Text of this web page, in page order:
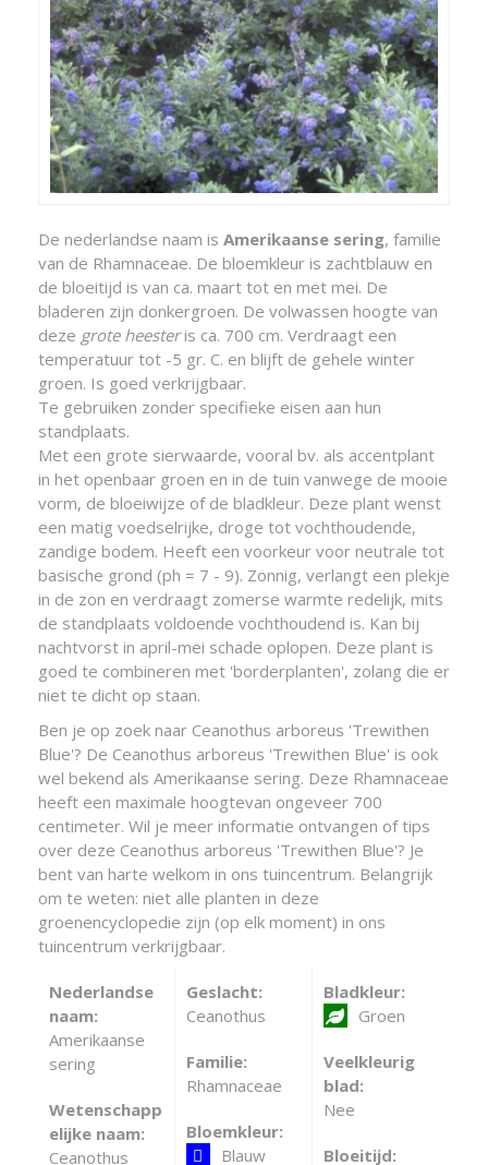
De nederlandse naam is Amerikaanse sering, familie
van de Rhamnaceae. De bloemkleur is zachtblauw en
de bloeitijd is van ca. maart tot en met mei. De
bladeren zijn donkergroen. De volwassen hoogte van
deze grote heesteris ca. 700 cm. Verdraagt een
temperatuur tot -5 gr. C. en blijft de gehele winter
groen. Is goed verkrijgbaar.
Te gebruiken zonder specifieke eisen aan hun
standplaats.
Met een grote sierwaarde, vooral bv. als accentplant
in het openbaar groen en in de tuin vanwege de mooie
vorm, de bloeiwijze of de bladkleur. Deze plant wenst
een matig voedselrijke, droge tot vochthoudende,
zandige bodem. Heeft een voorkeur voor neutrale tot
basische grond (ph = 7 - 9). Zonnig, verlangt een plekje
in de zon en verdraagt zomerse warmte redelijk, mits
de standplaats voldoende vochthoudend is. Kan bij
nachtvorst in april-mei schade oplopen. Deze plant is
goed te combineren met 'borderplanten', zolang die er
niet te dicht op staan.
Ben je op zoek naar Ceanothus arboreus 'Trewithen
Blue'? De Ceanothus arboreus 'Trewithen Blue' is ook
wel bekend als Amerikaanse sering. Deze Rhamnaceae
heeft een maximale hoogtevan ongeveer 700
centimeter. Wil je meer informatie ontvangen of tips
over deze Ceanothus arboreus 'Trewithen Blue'? Je
bent van harte welkom in ons tuincentrum. Belangrijk
om te weten: niet alle planten in deze
groenencyclopedie zijn (op elk moment) in ons
tuincentrum verkrijgbaar.
Nederlandse
naam:
Amerikaanse
sering
Wetenschapp
elijke naam:
Ceanothus
Geslacht:
Ceanothus
Familie:
Rhamnaceae
Bloemkleur:
Blauw
Bladkleur:
Groen
Veelkleurig
blad:
Nee
Bloeitijd: